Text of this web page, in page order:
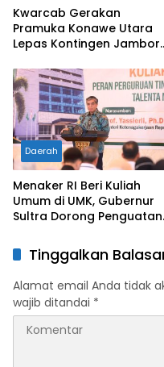
Kwarcab Gerakan
Pramuka Konawe Utara
Lepas Kontingen
Ikbar: Tunjukkan Karakter
Generasi Muda Konut
Disiplin dan Berprestasi
Daerah
Menaker RI Beri Kuliah
Umum di UMK, Gubernur
Sultra Dorong Penguatan
Dunia Kerja
Tinggalkan
Alamat email Anda tidak
wajib ditandai *